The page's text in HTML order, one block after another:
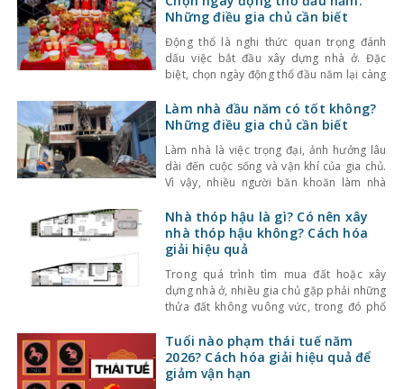
Những điều gia chủ cần biết
Động thổ là nghi thức quan trọng đánh
dấu việc bắt đầu xây dựng nhà ở. Đặc
biệt, chọn ngày động thổ đầu năm lại càng
quan niệm phong thủy, khởi đầu thuận lợi
sẽ giúp quá trình thi công suôn sẻ và cuộc
Làm nhà đầu năm có tốt không?
Những điều gia chủ cần biết
Làm nhà là việc trọng đại, ảnh hưởng lâu
dài đến cuộc sống và vận khí của gia chủ.
Vì vậy, nhiều người băn khoăn làm nhà
ngay từ những ngày đầu năm mới hay
không. Theo quan niệm phong thủy, đầu
năm là thời điểm
Nhà thóp hậu là gì? Có nên xây
nhà thóp hậu không? Cách hóa
giải hiệu quả
Trong quá trình tìm mua đất hoặc xây
dựng nhà ở, nhiều gia chủ gặp phải những
thửa đất không vuông vức, trong đó phổ
dạng nhà có mặt tiền phía trước rộng
nhưng thu hẹp dần về phía sau, thường
xuất hiện tại khu
Tuổi nào phạm thái tuế năm
2026? Cách hóa giải hiệu quả để
giảm vận hạn